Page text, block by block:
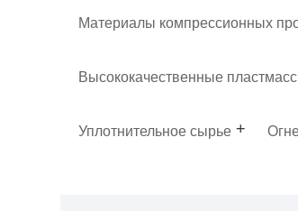
Материалы компрессионных
Высококачественные
Уплотнительное сырье